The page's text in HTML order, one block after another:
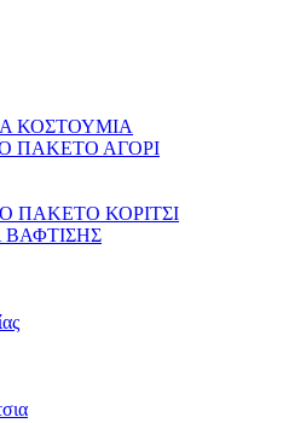
ΚΟΣΤΟΥΜΙΑ
ΠΑΚΕΤΟ ΑΓΟΡΙ
ΠΑΚΕΤΟ ΚΟΡΙΤΣΙ